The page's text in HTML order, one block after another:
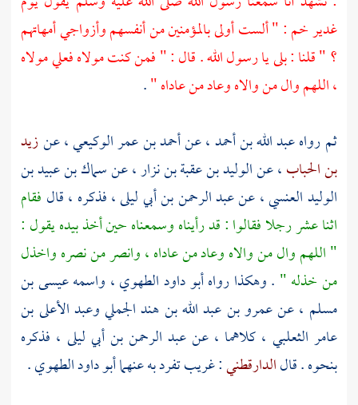
غدير خم: " ألست أولى بالمؤمنين من أنفسهم وأزواجي أمهاتهم
؟ " قلنا : بلى يا رسول الله . قال : " فمن كنت مولاهفعليمولاه
، اللهم وال من والاه وعاد من عاداه ".
ثم رواهعبد الله بن أحمد، عنأحمد بن عمر الوكيعي، عنزيد
بن الحباب، عنالوليد بن عقبة بن نزار، عنسماك بن عبيد بن
الوليد العنسي، عنعبد الرحمن بن أبي ليلى، فذكره ، قال فقام
اثنا عشر رجلا فقالوا : قد رأيناه وسمعناه حين أخذ بيده يقول :
" اللهم وال من والاه وعاد من عاداه ، وانصر من نصره واخذل
من خذله " . وهكذا رواهأبو داود الطهوي ، واسمه عيسى بن
مسلم ، عنعمرو بن عبد الله بن هند الجمليوعبد الأعلى بن
عامر الثعلبي ، كلاهما ، عنعبد الرحمن بن أبي ليلى ، فذكره
بنحوه . قالالدارقطني: غريب تفرد به عنهماأبو داود الطهوي.